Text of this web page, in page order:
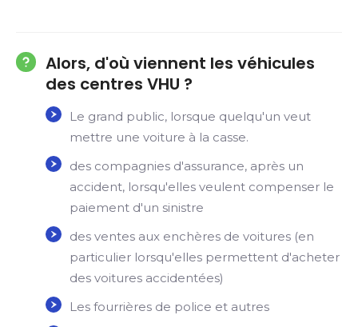
Alors, d'où viennent les véhicules
des centres VHU ?
Le grand public, lorsque quelqu'un veut
mettre une voiture à la casse.
des compagnies d'assurance, après un
accident, lorsqu'elles veulent compenser le
paiement d'un sinistre
des ventes aux enchères de voitures (en
particulier lorsqu'elles permettent d'acheter
des voitures accidentées)
Les fourrières de police et autres